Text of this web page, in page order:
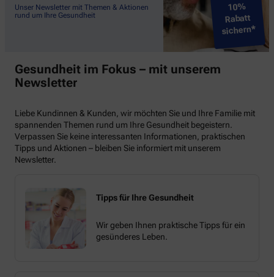
Unser Newsletter mit Themen & Aktionen
rund um Ihre Gesundheit
10%
Rabatt
sichern*
Gesundheit im Fokus – mit unserem
Newsletter
Liebe Kundinnen & Kunden, wir möchten Sie und Ihre Familie mit
spannenden Themen rund um Ihre Gesundheit begeistern.
Verpassen Sie keine interessanten Informationen, praktischen
Tipps und Aktionen – bleiben Sie informiert mit unserem
Newsletter.
Tipps für Ihre Gesundheit
Wir geben Ihnen praktische Tipps für ein
gesünderes Leben.